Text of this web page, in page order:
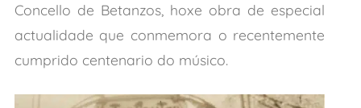
Concello de Betanzos, hoxe obra de especial
actualidade que conmemora o recentemente
cumprido centenario do músico.